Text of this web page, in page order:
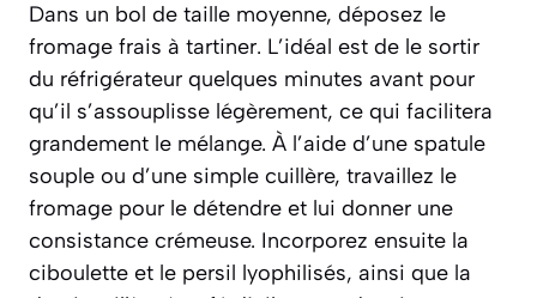
Dans un bol de taille moyenne, déposez le
fromage frais à tartiner. L’idéal est de le sortir
du réfrigérateur quelques minutes avant pour
qu’il s’assouplisse légèrement, ce qui facilitera
grandement le mélange. À l’aide d’une spatule
souple ou d’une simple cuillère, travaillez le
fromage pour le détendre et lui donner une
consistance crémeuse. Incorporez ensuite la
ciboulette et le persil lyophilisés, ainsi que la